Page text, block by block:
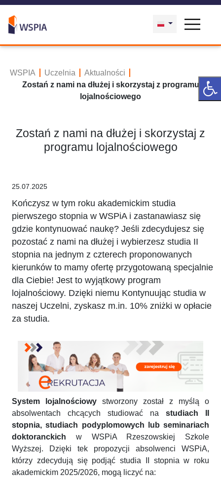
WSPIA Uczelnia
Aktualności
Zostań z nami na dłużej i skorzystaj z programu
lojalnościowego
Zostań z nami na dłużej i skorzystaj z
programu lojalnościowego
25.07.2025
Kończysz w tym roku akademickim studia
pierwszego stopnia w WSPiA i zastanawiasz się
gdzie kontynuować naukę? Jeśli zdecydujesz się
pozostać z nami na dłużej i wybierzesz studia II
stopnia na jednym z czterech proponowanych
kierunków to mamy ofertę przygotowaną specjalnie
dla Ciebie! Jest to wyjątkowy program
lojalnościowy. Dzięki niemu Kontynuując studia w
naszej Uczelni, zyskasz m.in. 10% zniżki w opłacie
za studia.
System lojalnościowy stworzony został z myślą o
absolwentach chcących studiować na studiach II
stopnia, studiach podyplomowych lub seminariach
doktoranckich w WSPiA Rzeszowskiej Szkole
Wyższej. Dzięki tek propozycji absolwenci WSPiA,
którzy zdecydują się podjąć studia II stopnia w roku
akademickim 2025/2026, mogą liczyć na: